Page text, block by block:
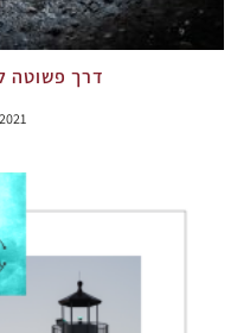
דרך פשוטה